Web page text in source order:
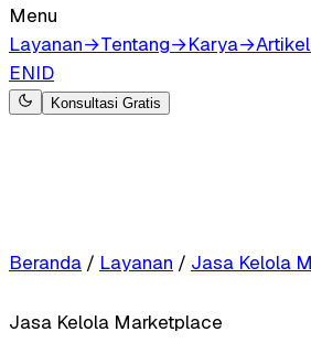
Menu
Layanan→Tentang→Karya→Artikel
ENID
Konsultasi Gratis
Beranda / Layanan / Jasa Kelola
Jasa Kelola Marketplace